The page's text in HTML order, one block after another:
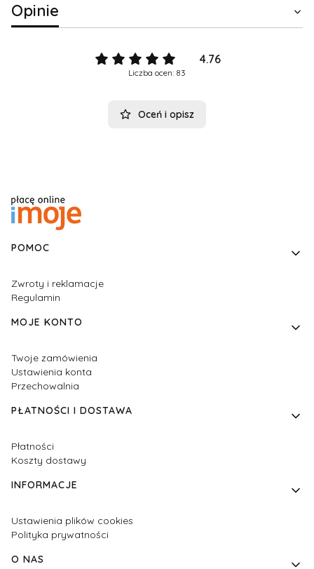
Opinie
4.76
Liczba ocen: 83
Oceń i opisz
Linki w stopce
POMOC
Zwroty i reklamacje
Regulamin
MOJE KONTO
Twoje zamówienia
Ustawienia konta
Przechowalnia
PŁATNOŚCI I DOSTAWA
Płatności
Koszty dostawy
INFORMACJE
Ustawienia plików cookies
Polityka prywatności
O NAS